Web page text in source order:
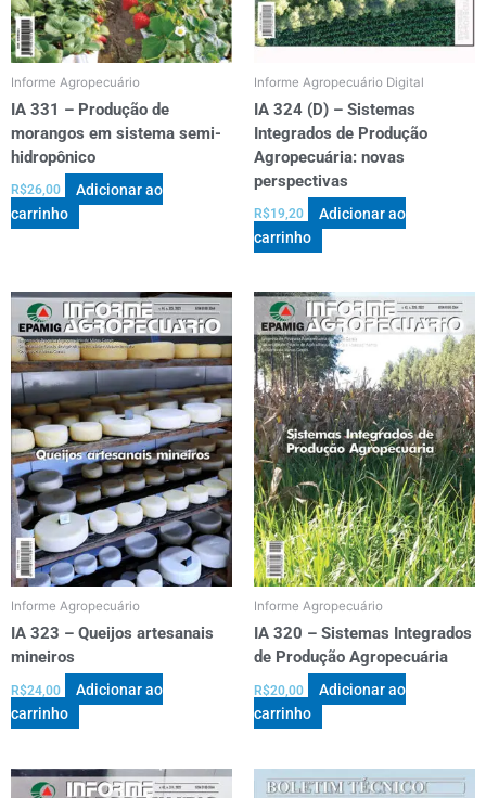
Informe Agropecuário
IA 331 – Produção de
morangos em sistema semi-
hidropônico
R$26,00
Adicionar ao
carrinho
Informe Agropecuário Digital
IA 324 (D) – Sistemas
Integrados de Produção
Agropecuária: novas
perspectivas
R$19,20
Adicionar ao
carrinho
Informe Agropecuário
IA 323 – Queijos artesanais
mineiros
R$24,00
Adicionar ao
carrinho
Informe Agropecuário
IA 320 – Sistemas Integrados
de Produção Agropecuária
R$20,00
Adicionar ao
carrinho